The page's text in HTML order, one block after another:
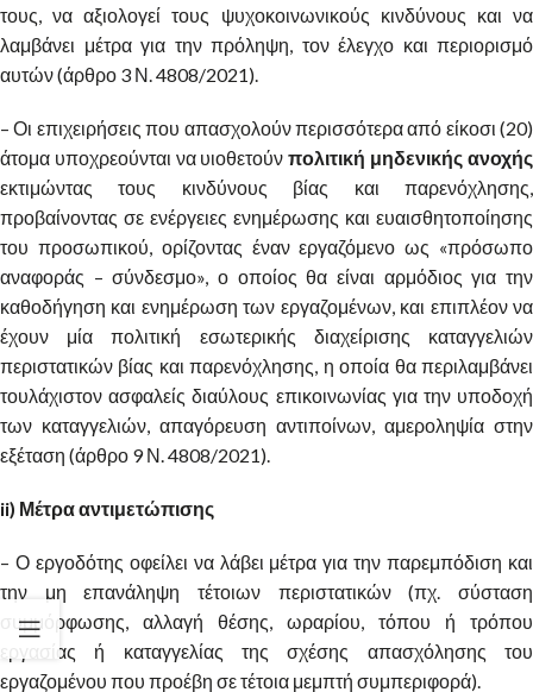
τους, να αξιολογεί τους ψυχοκοινωνικούς κινδύνους και να
λαμβάνει μέτρα για την πρόληψη, τον έλεγχο και περιορισμό
αυτών (άρθρο 3 Ν. 4808/2021).
– Οι επιχειρήσεις που απασχολούν περισσότερα από είκοσι (20)
άτομα υποχρεούνται να υιοθετούνπολιτική μηδενικής ανοχής
εκτιμώντας τους κινδύνους βίας και παρενόχλησης,
προβαίνοντας σε ενέργειες ενημέρωσης και ευαισθητοποίησης
του προσωπικού, ορίζοντας έναν εργαζόμενο ως «πρόσωπο
αναφοράς – σύνδεσμο», ο οποίος θα είναι αρμόδιος για την
καθοδήγηση και ενημέρωση των εργαζομένων, και επιπλέον να
έχουν μία πολιτική εσωτερικής διαχείρισης καταγγελιών
περιστατικών βίας και παρενόχλησης, η οποία θα περιλαμβάνει
τουλάχιστον ασφαλείς διαύλους επικοινωνίας για την υποδοχή
των καταγγελιών, απαγόρευση αντιποίνων, αμεροληψία στην
εξέταση (άρθρο 9 Ν. 4808/2021).
ii) Μέτρα αντιμετώπισης
– Ο εργοδότης οφείλει να λάβει μέτρα για την παρεμπόδιση και
την μη επανάληψη τέτοιων περιστατικών (πχ. σύσταση
συμμόρφωσης, αλλαγή θέσης, ωραρίου, τόπου ή τρόπου
εργασίας ή καταγγελίας της σχέσης απασχόλησης του
εργαζομένου που προέβη σε τέτοια μεμπτή συμπεριφορά).